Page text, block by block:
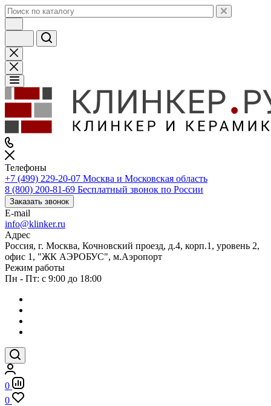
Телефоны
+7 (499) 229-20-07 Москва и Московская область
8 (800) 200-81-69 Бесплатный звонок по России
Заказать звонок
E-mail
info@klinker.ru
Адрес
Россия, г. Москва, Кочновский проезд, д.4, корп.1, уровень 2,
офис 1, "ЖК АЭРОБУС", м.Аэропорт
Режим работы
Пн - Пт: с 9:00 до 18:00
0
0